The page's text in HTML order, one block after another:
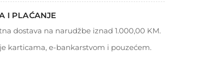
I PLAĆANJE
dostava na narudžbe iznad 1.000,00 KM.
karticama, e-bankarstvom i pouzećem.